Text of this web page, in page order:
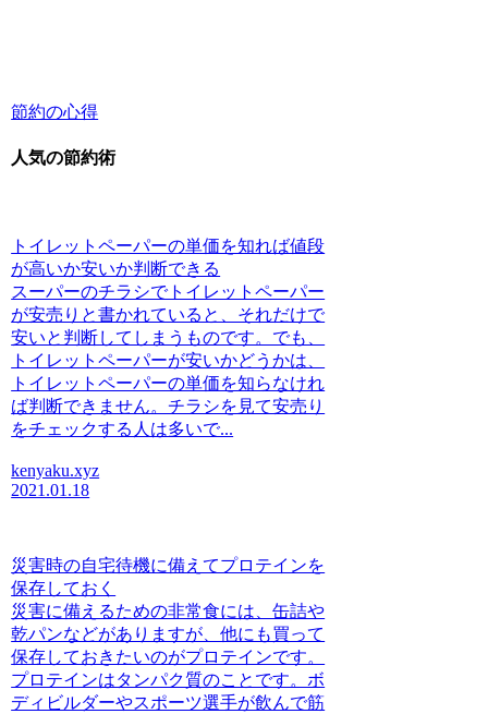
節約の心得
人気の節約術
トイレットペーパーの単価を知れば値段
が高いか安いか判断できる
スーパーのチラシでトイレットペーパー
が安売りと書かれていると、それだけで
安いと判断してしまうものです。でも、
トイレットペーパーが安いかどうかは、
トイレットペーパーの単価を知らなけれ
ば判断できません。チラシを見て安売り
をチェックする人は多いで...
kenyaku.xyz
2021.01.18
災害時の自宅待機に備えてプロテインを
保存しておく
災害に備えるための非常食には、缶詰や
乾パンなどがありますが、他にも買って
保存しておきたいのがプロテインです。
プロテインはタンパク質のことです。ボ
ディビルダーやスポーツ選手が飲んで筋